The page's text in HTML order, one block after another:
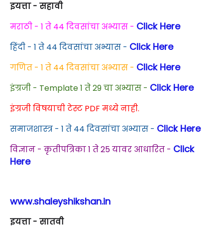
इयत्ता - सहावी
मराठी - 1 ते 44 दिवसांचा अभ्यास - Click Here
हिंदी - 1 ते 44 दिवसांचा अभ्यास - Click Here
गणित - 1 ते 44 दिवसांचा अभ्यास - Click Here
इंग्रजी - Template 1 ते 29 चा अभ्यास - Click Here
इंग्रजी विषयाची टेस्ट PDF मध्ये नाही.
समाजशास्त्र - 1 ते 44 दिवसांचा अभ्यास - Click Here
विज्ञान - कृतीपत्रिका 1 ते 25 यावर आधारित - Click
Here
www.shaleyshikshan.in
इयत्ता - सातवी